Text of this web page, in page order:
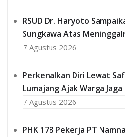
RSUD Dr. Haryoto
Sungkawa Atas
7 Agustus 2026
Perkenalkan Diri Lewat
Lumajang Ajak Warga
7 Agustus 2026
PHK 178 Pekerja PT